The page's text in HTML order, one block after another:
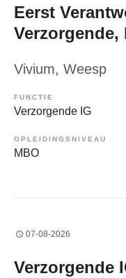
Eerst
Verzorgende,
Vivium, Weesp
FUNCTIE
Verzorgende IG
OPLEIDINGSNIVEAU
MBO
07-08-2026
Verzorgende